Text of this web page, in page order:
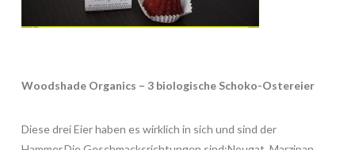
Woodshade Organics – 3 biologische Schoko-Ostereier
Diese drei Eier haben es wirklich in sich und sind der